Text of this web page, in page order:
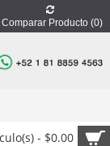
Comparar Producto (0)
- $0.00